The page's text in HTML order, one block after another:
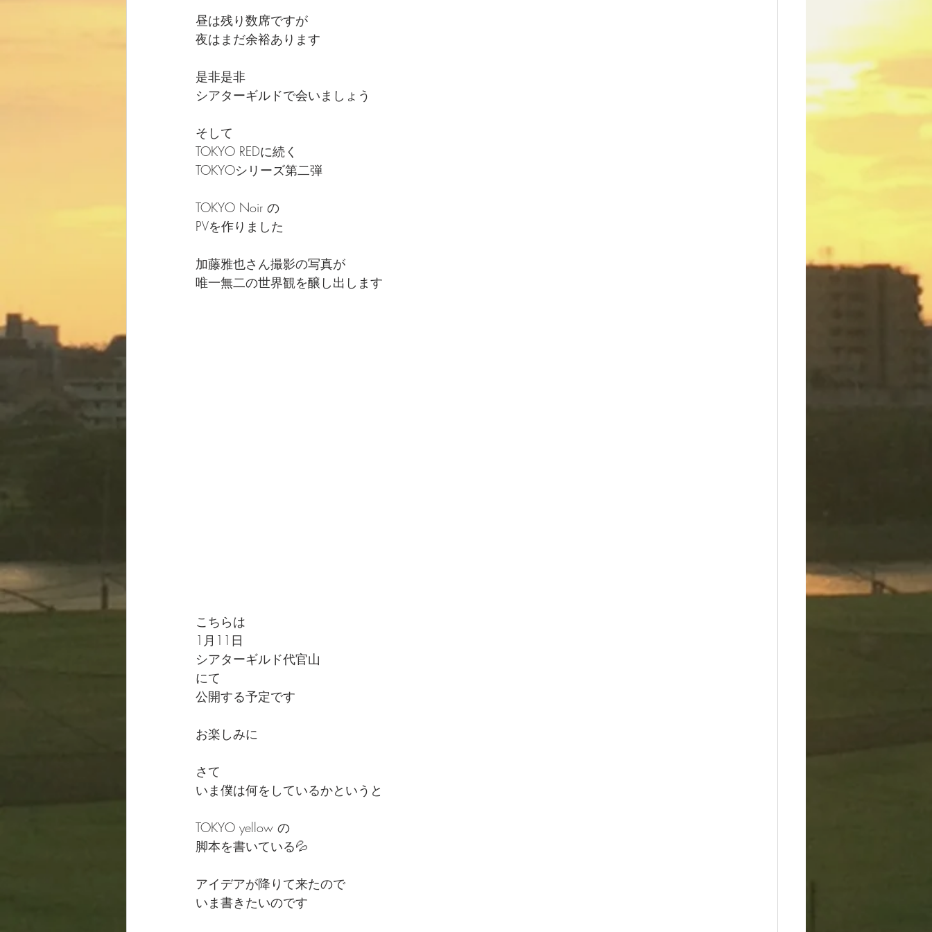
昼は残り数席ですが
夜はまだ余裕あります
是非是非
シアターギルドで会いましょう
そして
TOKYO REDに続く
TOKYOシリーズ第二弾
TOKYO Noir の
PVを作りました
加藤雅也さん撮影の写真が
唯一無二の世界観を醸し出します
こちらは
1月11日
シアターギルド代官山
にて
公開する予定です
お楽しみに
さて
いま僕は何をしているかというと
TOKYO yellow の
脚本を書いている💦
アイデアが降りて来たので
いま書きたいのです